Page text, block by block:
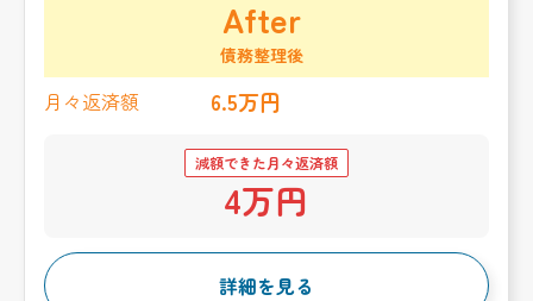
After
債務整理後
月々返済額 6.5万円
減額できた月々返済額
4万円
詳細を見る